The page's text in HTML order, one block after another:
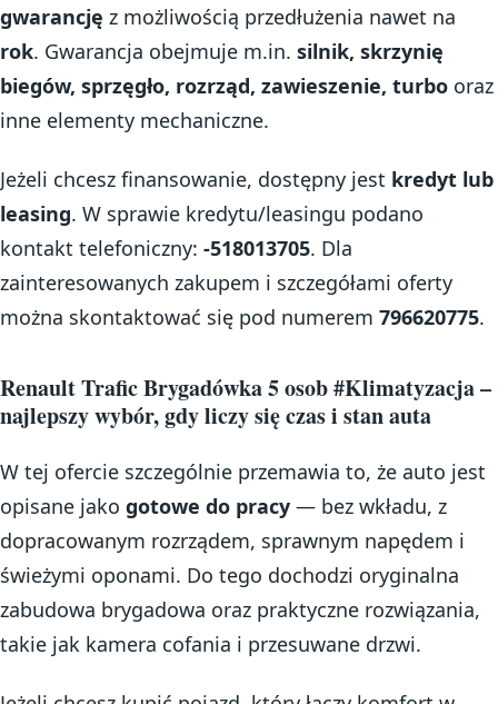
gwarancję z możliwością przedłużenia nawet na
rok. Gwarancja obejmuje m.in. silnik, skrzynię
biegów, sprzęgło, rozrząd, zawieszenie, turbo oraz
inne elementy mechaniczne.
Jeżeli chcesz finansowanie, dostępny jest kredyt lub
leasing. W sprawie kredytu/leasingu podano
kontakt telefoniczny: -518013705. Dla
zainteresowanych zakupem i szczegółami oferty
można skontaktować się pod numerem 796620775.
Renault Trafic Brygadówka 5 osob #Klimatyzacja –
najlepszy wybór, gdy liczy się czas i stan auta
W tej ofercie szczególnie przemawia to, że auto jest
opisane jako gotowe do pracy — bez wkładu, z
dopracowanym rozrządem, sprawnym napędem i
świeżymi oponami. Do tego dochodzi oryginalna
zabudowa brygadowa oraz praktyczne rozwiązania,
takie jak kamera cofania i przesuwane drzwi.